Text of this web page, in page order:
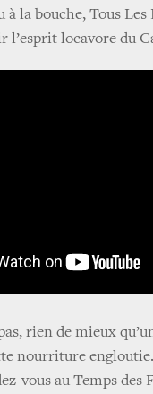
à la bouche, Tous Les
l’esprit locavore du
rien de mieux
nourriture
vous au Temps des